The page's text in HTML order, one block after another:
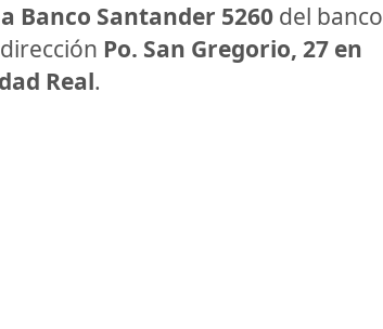
Banco Santander 5260 del banco
Po. San Gregorio, 27 en
Real.